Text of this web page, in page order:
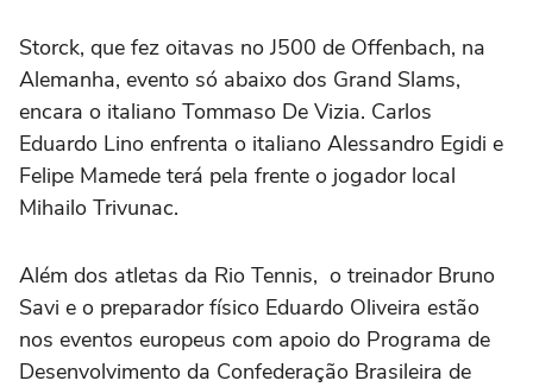
Storck, que fez oitavas no J500 de Offenbach, na
Alemanha, evento só abaixo dos Grand Slams,
encara o italiano Tommaso De Vizia. Carlos
Eduardo Lino enfrenta o italiano Alessandro Egidi e
Felipe Mamede terá pela frente o jogador local
Mihailo Trivunac.
Além dos atletas da Rio Tennis, o treinador Bruno
Savi e o preparador físico Eduardo Oliveira estão
nos eventos europeus com apoio do Programa de
Desenvolvimento da Confederação Brasileira de